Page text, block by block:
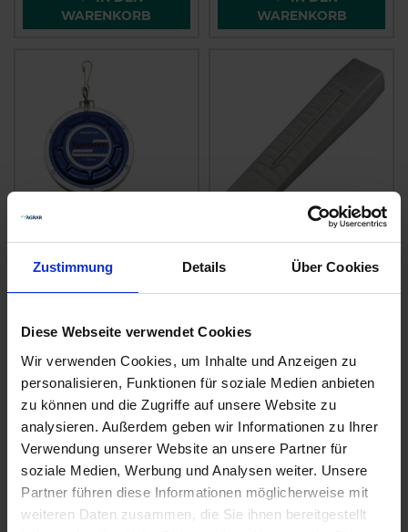
Zustimmung Details Über Cookies
Diese Webseite verwendet Cookies
Wir verwenden Cookies, um Inhalte und Anzeigen zu
personalisieren, Funktionen für soziale Medien anbieten
zu können und die Zugriffe auf unsere Website zu
analysieren. Außerdem geben wir Informationen zu Ihrer
Verwendung unserer Website an unsere Partner für
soziale Medien, Werbung und Analysen weiter. Unsere
Partner führen diese Informationen möglicherweise mit
weiteren Daten zusammen, die Sie ihnen bereitgestellt
WARENKORB
WARENKORB
Forstmaßband 20 m
61,19 € / St
WARENKORB
Aluminium
24,03 € / St
IN DEN
WARENKORB
Anmelden für Ihren persönlichen Preis